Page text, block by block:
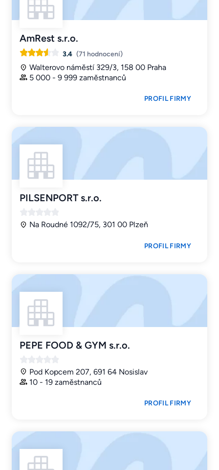
AmRest s.r.o.
3.4 (71 hodnocení)
Walterovo náměstí 329/3, 158 00 Praha
5 000 - 9 999 zaměstnanců
PROFIL FIRMY
PILSENPORT s.r.o.
Na Roudné 1092/75, 301 00 Plzeň
PROFIL FIRMY
PEPE FOOD & GYM s.r.o.
Pod Kopcem 207, 691 64 Nosislav
10 - 19 zaměstnanců
PROFIL FIRMY